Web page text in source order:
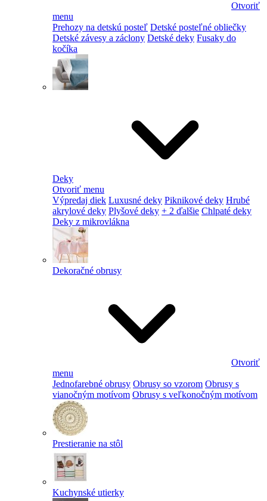
Otvoriť
menu
Prehozy na detskú posteľ Detské posteľné obliečky
Detské závesy a záclony Detské deky Fusaky do
kočíka
Deky
Otvoriť menu
Výpredaj diek Luxusné deky Piknikové deky Hrubé
akrylové deky Plyšové deky + 2 ďalšie Chlpaté deky
Deky z mikrovlákna
Dekoračné obrusy
Otvoriť
menu
Jednofarebné obrusy Obrusy so vzorom Obrusy s
vianočným motívom Obrusy s veľkonočným motívom
Prestieranie na stôl
Kuchynské utierky